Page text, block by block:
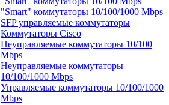
"Smart" коммутаторы 10/100/1000 Mbps
SFP управляемые коммутаторы
Коммутаторы Cisco
Неуправляемые коммутаторы 10/100
Mbps
Неуправляемые коммутаторы
10/100/1000 Mbps
Управляемые коммутаторы 10/100/1000
Mbps